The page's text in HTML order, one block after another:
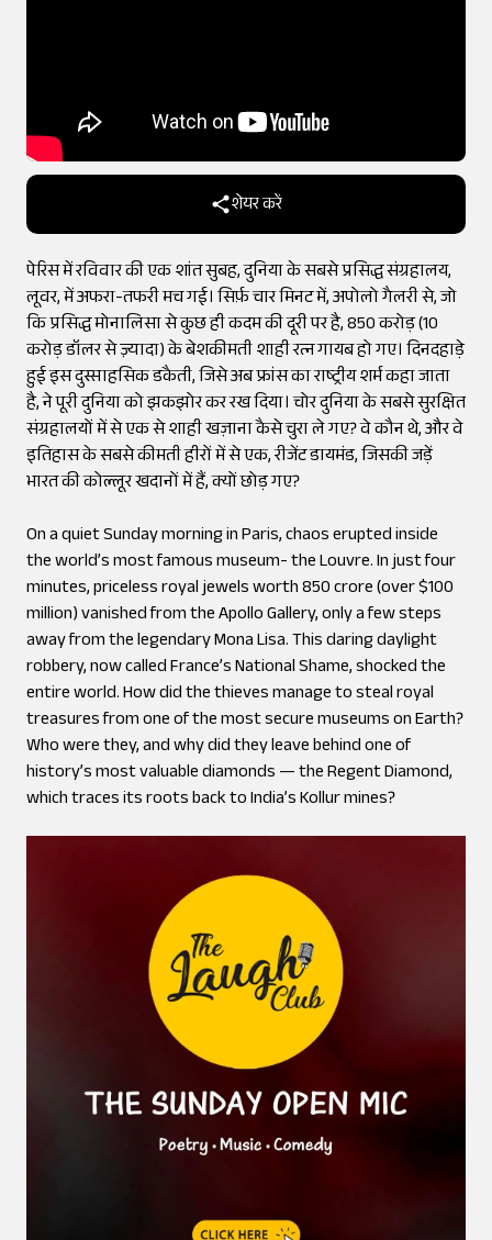
शेयर करें
पेरिस में रविवार की एक शांत सुबह, दुनिया के सबसे प्रसिद्ध संग्रहालय,
लूवर, में अफरा-तफरी मच गई। सिर्फ़ चार मिनट में, अपोलो गैलरी से, जो
कि प्रसिद्ध मोनालिसा से कुछ ही कदम की दूरी पर है, ₹850 करोड़ (10
करोड़ डॉलर से ज़्यादा) के बेशकीमती शाही रत्न गायब हो गए। दिनदहाड़े
हुई इस दुस्साहसिक डकैती, जिसे अब फ्रांस का राष्ट्रीय शर्म कहा जाता
है, ने पूरी दुनिया को झकझोर कर रख दिया। चोर दुनिया के सबसे सुरक्षित
संग्रहालयों में से एक से शाही खज़ाना कैसे चुरा ले गए? वे कौन थे, और वे
इतिहास के सबसे कीमती हीरों में से एक, रीजेंट डायमंड, जिसकी जड़ें
भारत की कोल्लूर खदानों में हैं, क्यों छोड़ गए?
On a quiet Sunday morning in Paris, chaos erupted inside
the world’s most famous museum- the Louvre. In just four
minutes, priceless royal jewels worth ₹850 crore (over $100
million) vanished from the Apollo Gallery, only a few steps
away from the legendary Mona Lisa. This daring daylight
robbery, now called France’s National Shame, shocked the
entire world. How did the thieves manage to steal royal
treasures from one of the most secure museums on Earth?
Who were they, and why did they leave behind one of
history’s most valuable diamonds — the Regent Diamond,
which traces its roots back to India’s Kollur mines?